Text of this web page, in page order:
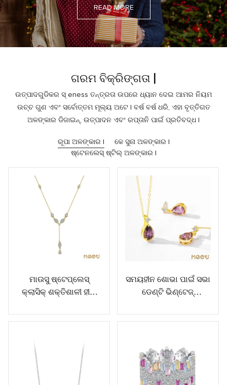
READ MORE
ଗରମ ବିକ୍ରିଙ୍ଗତା |
ଉତ୍ପାଦଗୁଡିକର ସ୍ eness ତନ୍ତ୍ରତା ଉପରେ ଧ୍ୟାନ ଦେଇ ଆମର ନିୟମ
ଉଚ୍ଚ ଗୁଣ ଏବଂ ସର୍ବୋତ୍ତମ ମୂଲ୍ୟ ଅଟେ | ବର୍ଷ ବର୍ଷ ଧରି, ଏହା ବୃତ୍ତିଗତ
ଅଳଙ୍କାର ଡିଜାଇନ୍, ଉତ୍ପାଦନ ଏବଂ ରପ୍ତାନି ପାଇଁ ପ୍ରତିବଦ୍ଧ |
ରୂପା ଅଳଙ୍କାର |
କେ ସୁନା ଅଳଙ୍କାର |
ଷ୍ଟେନଲେସ୍ ଷ୍ଟିଲ୍ ଅଳଙ୍କାର |
ମାଉସୁ ଷ୍ଟେପ୍ଲେସ୍
କ୍ଲାସିକ୍ ଶକ୍ତିଶାଳୀ ହୀରା
ସମୟହୀନ ଶୋଭା ପାଇଁ ସଭା
ଡେଣ୍ଟି ଭିଣ୍ଟେଜ୍